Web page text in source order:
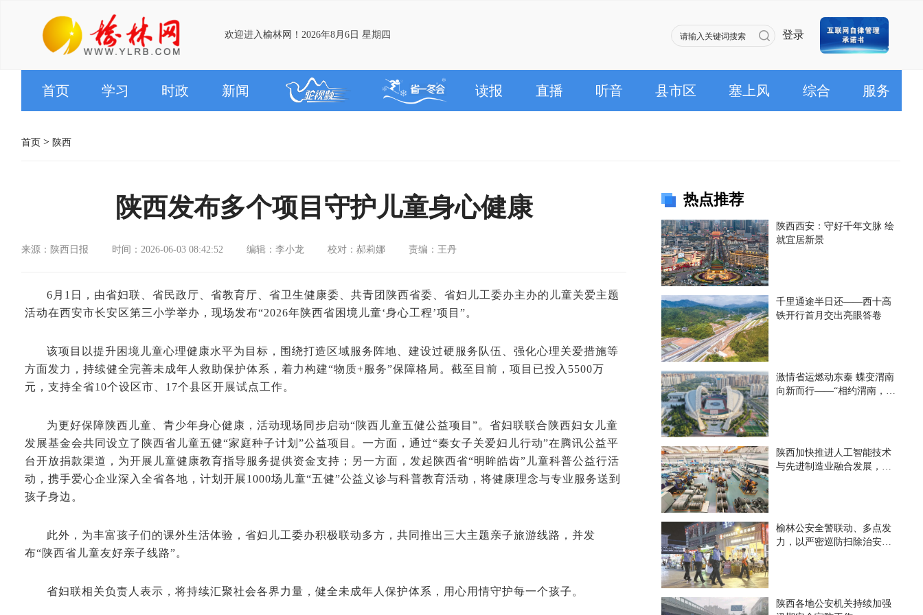
欢迎进入榆林网！2026年8月6日 星期四 登录
首页 学习 时政 新闻 读报 直播 听音 县市区 塞上风 综合 服务
首页 > 陕西
陕西发布多个项目守护儿童身心健康
来源：陕西日报 时间：2026-06-03 08:42:52 编辑：李小龙 校对：郝莉娜 责编：王丹
6月1日，由省妇联、省民政厅、省教育厅、省卫生健康委、共青团陕西省委、省妇儿工委办主办的儿童关爱主题
活动在西安市长安区第三小学举办，现场发布“2026年陕西省困境儿童‘身心工程’项目”。
该项目以提升困境儿童心理健康水平为目标，围绕打造区域服务阵地、建设过硬服务队伍、强化心理关爱措施等
方面发力，持续健全完善未成年人救助保护体系，着力构建“物质+服务”保障格局。截至目前，项目已投入5500万
元，支持全省10个设区市、17个县区开展试点工作。
为更好保障陕西儿童、青少年身心健康，活动现场同步启动“陕西儿童五健公益项目”。省妇联联合陕西妇女儿童
发展基金会共同设立了陕西省儿童五健“家庭种子计划”公益项目。一方面，通过“秦女子关爱妇儿行动”在腾讯公益平
台开放捐款渠道，为开展儿童健康教育指导服务提供资金支持；另一方面，发起陕西省“明眸皓齿”儿童科普公益行活
动，携手爱心企业深入全省各地，计划开展1000场儿童“五健”公益义诊与科普教育活动，将健康理念与专业服务送到
孩子身边。
此外，为丰富孩子们的课外生活体验，省妇儿工委办积极联动多方，共同推出三大主题亲子旅游线路，并发
布“陕西省儿童友好亲子线路”。
省妇联相关负责人表示，将持续汇聚社会各界力量，健全未成年人保护体系，用心用情守护每一个孩子。
热点推荐
陕西西安：守好千年文脉 绘
就宜居新景
千里通途半日还——西十高
铁开行首月交出亮眼答卷
激情省运燃动东秦 蝶变渭南
向新而行——“相约渭南，精
陕西加快推进人工智能技术
与先进制造业融合发展，构
榆林公安全警联动、多点发
力，以严密巡防扫除治安顽
陕西各地公安机关持续加强